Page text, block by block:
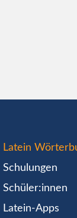
Latein
Schulungen
Schüler:innen
Latein-Apps